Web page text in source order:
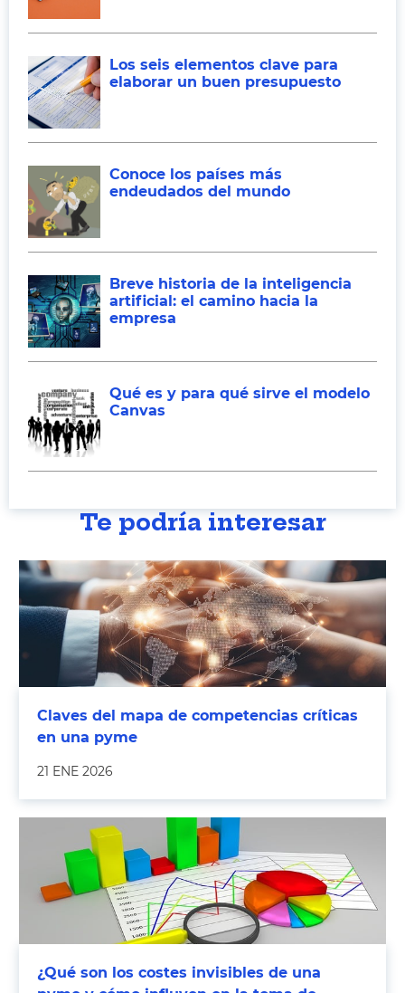
Los seis elementos clave para
elaborar un buen presupuesto
Conoce los países más
endeudados del mundo
Breve historia de la inteligencia
artificial: el camino hacia la
empresa
Qué es y para qué sirve el modelo
Canvas
Te podría interesar
Claves del mapa de competencias críticas
en una pyme
21 ENE 2026
¿Qué son los costes invisibles de una